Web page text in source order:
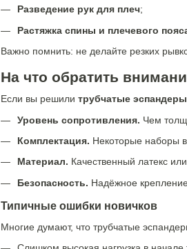
Разведение рук для плеч;
Растяжка спины и плечевого
Важно помнить: не делайте резких
На что обратить
Если вы решили трубчатые
Уровень сопротивления. Чем
Комплектация. Некоторые наборы
Материал. Качественный латекс
Безопасность. Надёжное
Типичные ошибки новичков
Многие думают, что трубчатые